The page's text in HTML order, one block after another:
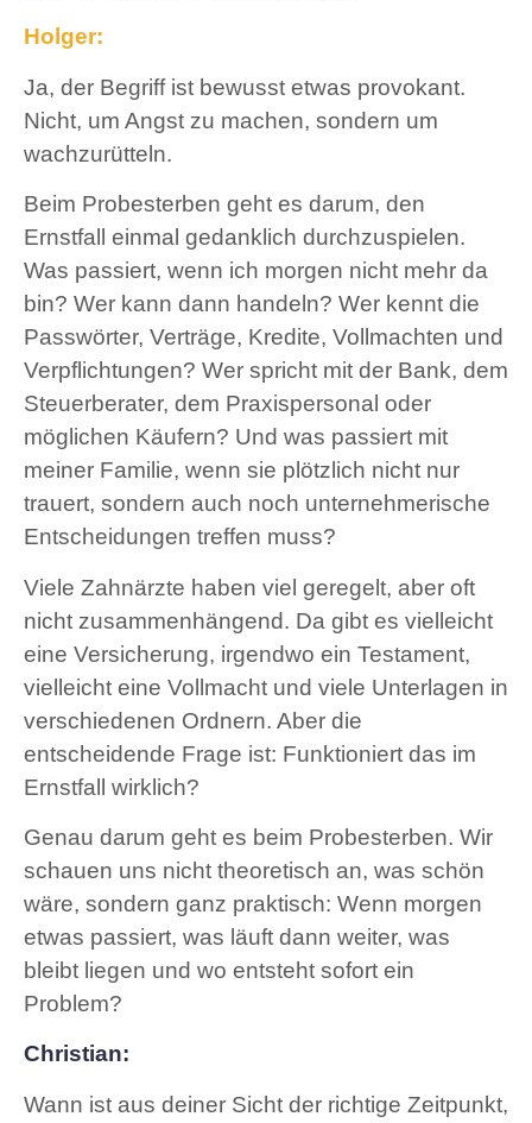
Holger:
Ja, der Begriff ist bewusst etwas provokant.
Nicht, um Angst zu machen, sondern um
wachzurütteln.
Beim Probesterben geht es darum, den
Ernstfall einmal gedanklich durchzuspielen.
Was passiert, wenn ich morgen nicht mehr da
bin? Wer kann dann handeln? Wer kennt die
Passwörter, Verträge, Kredite, Vollmachten und
Verpflichtungen? Wer spricht mit der Bank, dem
Steuerberater, dem Praxispersonal oder
möglichen Käufern? Und was passiert mit
meiner Familie, wenn sie plötzlich nicht nur
trauert, sondern auch noch unternehmerische
Entscheidungen treffen muss?
Viele Zahnärzte haben viel geregelt, aber oft
nicht zusammenhängend. Da gibt es vielleicht
eine Versicherung, irgendwo ein Testament,
vielleicht eine Vollmacht und viele Unterlagen in
verschiedenen Ordnern. Aber die
entscheidende Frage ist: Funktioniert das im
Ernstfall wirklich?
Genau darum geht es beim Probesterben. Wir
schauen uns nicht theoretisch an, was schön
wäre, sondern ganz praktisch: Wenn morgen
etwas passiert, was läuft dann weiter, was
bleibt liegen und wo entsteht sofort ein
Problem?
Christian:
Wann ist aus deiner Sicht der richtige Zeitpunkt,